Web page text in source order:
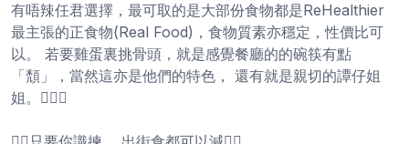
有唔辣任君選擇，最可取的是大部份食物都是ReHealthier
最主張的正食物(Real Food)，食物質素亦穩定，性價比可
以。 若要雞蛋裏挑骨頭，就是感覺餐廳的的碗筷有點
「頹」，當然這亦是他們的特色， 還有就是親切的譚仔姐
姐。🤵🏻‍♀️